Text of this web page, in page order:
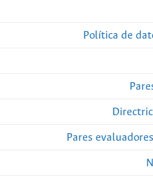
Política de
Pares